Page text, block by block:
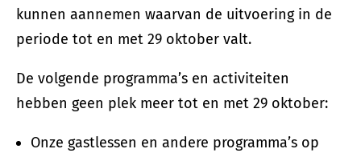
kunnen aannemen waarvan de uitvoering in de
periode tot en met 29 oktober valt.
De volgende programma’s en activiteiten
hebben geen plek meer tot en met 29 oktober:
Onze gastlessen en andere programma’s op